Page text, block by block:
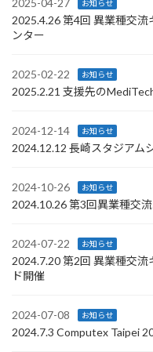
2025-04-27 お知らせ
2025.4.26 第4回 異業種交
ンター
2025-02-22 お知らせ
2025.2.21 支援先の
2024-12-14 お知らせ
2024.12.12 長崎スタジアム
2024-10-26 お知らせ
2024.10.26 第3回異業種交
2024-07-22 お知らせ
2024.7.20 第2回 異業種交
ド開催
2024-07-08 お知らせ
2024.7.3 Computex Taipei